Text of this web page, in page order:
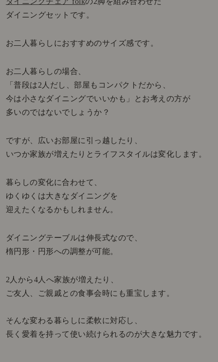
ダイニングセットです。
お二人暮らしにおすすめのサイズ感です。
お二人暮らしの場合、
「普段は2人だし、部屋もコンパクトだから、
今は小さなダイニングでいいかも」とお考えの方が
多いのではないでしょうか？
ですが、広いお部屋に引っ越したり、
いつか家族が増えたりとライフスタイルは変化します。
暮らしの変化に合わせて、
ゆくゆくは大きなダイニングを
迎えたくなるかもしれません。
ダイニングテーブルは伸長式なので、
楕円形・円形への調整が可能。
2人から4人へ家族が増えたり、
ご友人、ご親戚との食事会時にも重宝します。
そんな変わる暮らしに柔軟に対応し、
長く愛着を持って使い続けられるのが大きな魅力です。